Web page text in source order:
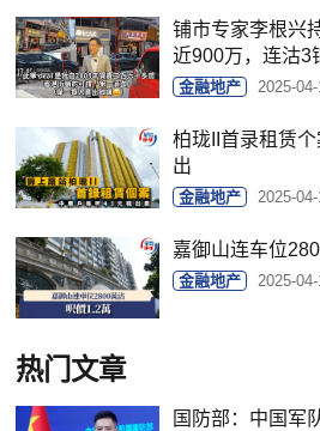
铺市专家李根兴
近900万，连沽3
金融地产 2025-
柏珑II首录租赁
出
金融地产 2025-
嘉御山连车位
金融地产 2025-
热门文章
国防部：中国军